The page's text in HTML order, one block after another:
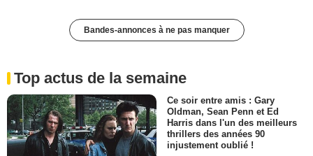
Bandes-annonces à ne pas manquer
Top actus de la semaine
Ce soir entre amis : Gary
Oldman, Sean Penn et Ed
Harris dans l'un des meilleurs
thrillers des années 90
injustement oublié !